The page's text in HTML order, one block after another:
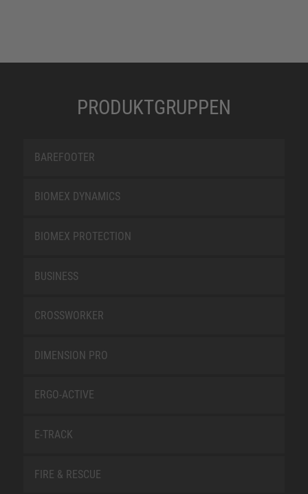
PRODUKTGRUPPEN
BAREFOOTER
BIOMEX DYNAMICS
BIOMEX PROTECTION
BUSINESS
CROSSWORKER
DIMENSION PRO
ERGO-ACTIVE
E-TRACK
FIRE & RESCUE